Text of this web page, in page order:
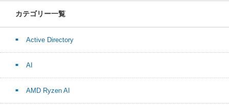
カテゴリー一覧
Active Directory
AI
AMD Ryzen AI